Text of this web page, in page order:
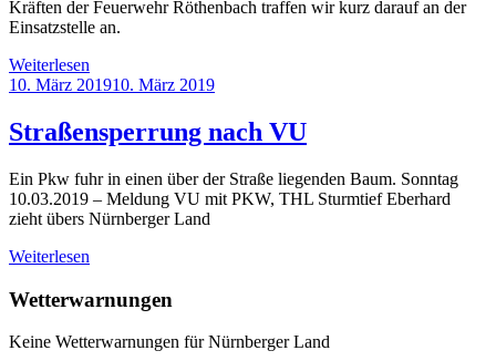
Kräften der Feuerwehr Röthenbach traffen wir kurz darauf an der
Einsatzstelle an.
Weiterlesen
10. März 201910. März 2019
Straßensperrung nach VU
Ein Pkw fuhr in einen über der Straße liegenden Baum. Sonntag
10.03.2019 – Meldung VU mit PKW, THL Sturmtief Eberhard
zieht übers Nürnberger Land
Weiterlesen
Wetterwarnungen
Keine Wetterwarnungen für Nürnberger Land